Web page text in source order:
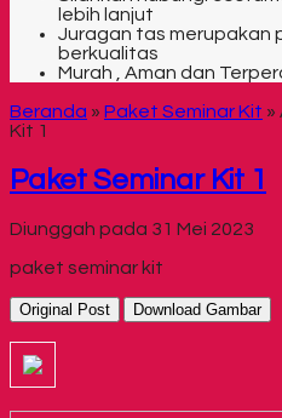
lebih lanjut
Juragan tas merupakan
berkualitas
Murah , Aman dan
Beranda » Paket Seminar Kit »
Kit 1
Paket Seminar Kit 1
Diunggah pada 31 Mei 2023
paket seminar kit
Original Post Download Gambar